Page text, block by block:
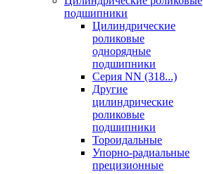
подшипники
Цилиндрические
роликовые
однорядные
подшипники
Серия NN (318...)
Другие
цилиндрические
роликовые
подшипники
Тороидальные
Упорно-радиальные
прецизионные